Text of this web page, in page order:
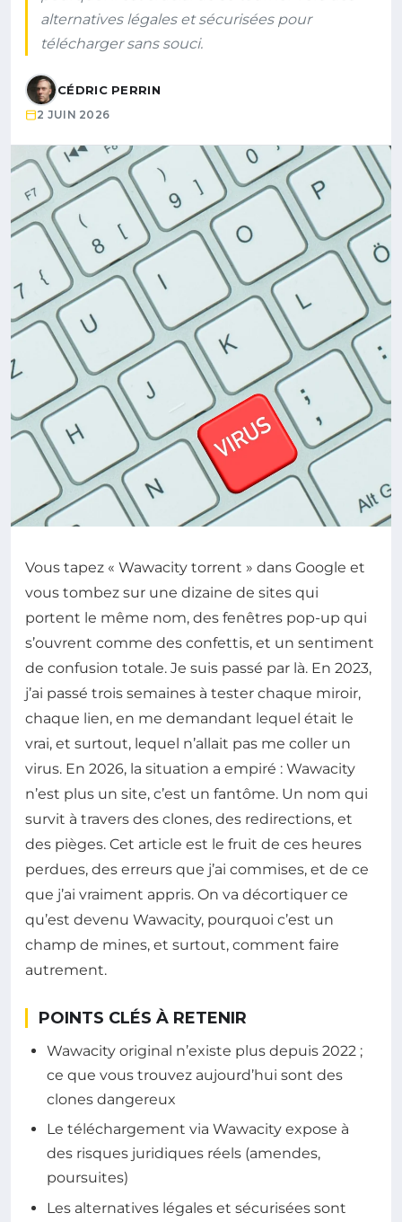
alternatives légales et sécurisées pour
télécharger sans souci.
CÉDRIC PERRIN
2 JUIN 2026
Vous tapez « Wawacity torrent » dans Google et
vous tombez sur une dizaine de sites qui
portent le même nom, des fenêtres pop-up qui
s’ouvrent comme des confettis, et un sentiment
de confusion totale. Je suis passé par là. En 2023,
j’ai passé trois semaines à tester chaque miroir,
chaque lien, en me demandant lequel était le
vrai, et surtout, lequel n’allait pas me coller un
virus. En 2026, la situation a empiré : Wawacity
n’est plus un site, c’est un fantôme. Un nom qui
survit à travers des clones, des redirections, et
des pièges. Cet article est le fruit de ces heures
perdues, des erreurs que j’ai commises, et de ce
que j’ai vraiment appris. On va décortiquer ce
qu’est devenu Wawacity, pourquoi c’est un
champ de mines, et surtout, comment faire
autrement.
POINTS CLÉS À RETENIR
Wawacity original n’existe plus depuis 2022 ;
ce que vous trouvez aujourd’hui sont des
clones dangereux
Le téléchargement via Wawacity expose à
des risques juridiques réels (amendes,
poursuites)
Les alternatives légales et sécurisées sont